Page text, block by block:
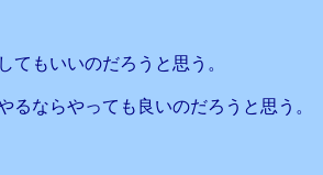
もいいのだろうと思う。
ならやっても良いのだろうと思う。